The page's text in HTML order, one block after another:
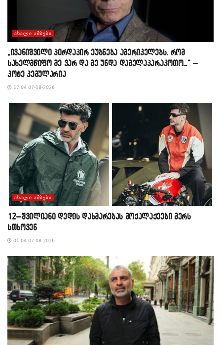
ᲐᲮᲐᲚᲘ ᲐᲛᲑᲔᲑᲘ
„ივანიშვილი პირდაპირ ეუბნება ამერიკელებს, რომ
სახელმწიფო მე ვარ და მე უნდა დამელაპარაკოთო…“ –
კოტე კემულარია
17:04 07-18-2026
ᲐᲮᲐᲚᲘ ᲐᲛᲑᲔᲑᲘ
12–შვილიანი დედის დახმარებას მოქალაქეები მერს
სთხოვენ
01:04 07-08-2026